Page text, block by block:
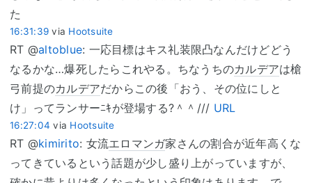
た
16:31:39 via Hootsuite
RT @altoblue: 一応目標はキス礼装限凸なんだけどどう
なるかな…爆死したらこれやる。ちなうちのカルデアは槍
弓前提のカルデアだからこの後「おう、その位にしと
け」ってランサーﾆｷが登場する?＾＾/// URL
16:27:04 via Hootsuite
RT @kimirito: 女流エロマンガ家さんの割合が近年高くな
ってきているという話題が少し盛り上がっていますが、